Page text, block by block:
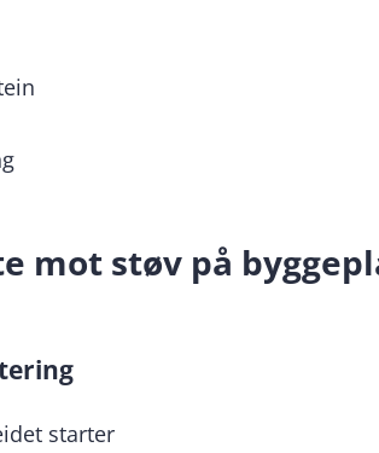
mot støv på
starter